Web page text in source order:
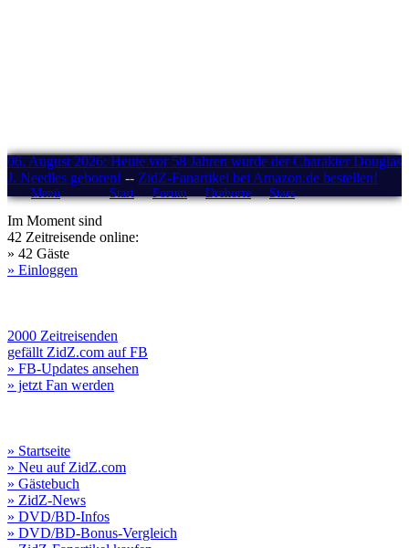
06. August 2026: Heute vor 58 Jahren wurde der Charakter Douglas
J. Needles geboren! -- ZidZ-Fanartikel bei Amazon.de bestellen!
Menü Start Forum Drehorte Stars
Im Moment sind
42 Zeitreisende online:
» 42 Gäste
» Einloggen
2000 Zeitreisenden
gefällt ZidZ.com auf FB
» FB-Updates ansehen
» jetzt Fan werden
» Startseite
» Neu auf ZidZ.com
» Gästebuch
» ZidZ-News
» DVD/BD-Infos
» DVD/BD-Bonus-Vergleich